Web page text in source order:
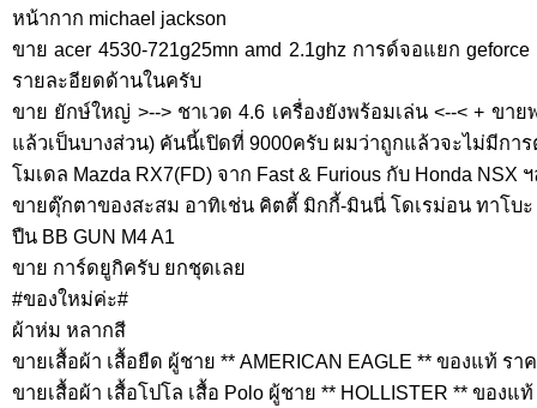
หน้ากาก michael jackson
ขาย acer 4530-721g25mn amd 2.1ghz การด์จอแยก
รายละอียดด้านในครับ
ขาย ยักษ์ใหญ่ >--> ชาเวด 4.6 เครื่องยังพร้อมเล่น <--< + ขา
แล้วเป็นบางส่วน) คันนี้เปิดที่ 9000ครับ ผมว่าถูกแล้วจะไม่มีกา
โมเดล Mazda RX7(FD) จาก Fast & Furious กับ Honda NSX
ขายตุ๊กตาของสะสม อาทิเช่น คิตตี้ มิกกี้-มินนี่ โดเรม่อน ทาโบ
ปืน BB GUN M4 A1
ขาย การ์ดยูกิครับ ยกชุดเลย
#ของใหม่ค่ะ#
ผ้าห่ม หลากสี
ขายเสื้อผ้า เสื้อยืด ผู้ชาย ** AMERICAN EAGLE ** ของแท้ รา
ขายเสื้อผ้า เสื้อโปโล เสื้อ Polo ผู้ชาย ** HOLLISTER ** ของแ